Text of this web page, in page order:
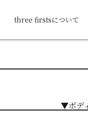
three firstsについて
▼ボデ